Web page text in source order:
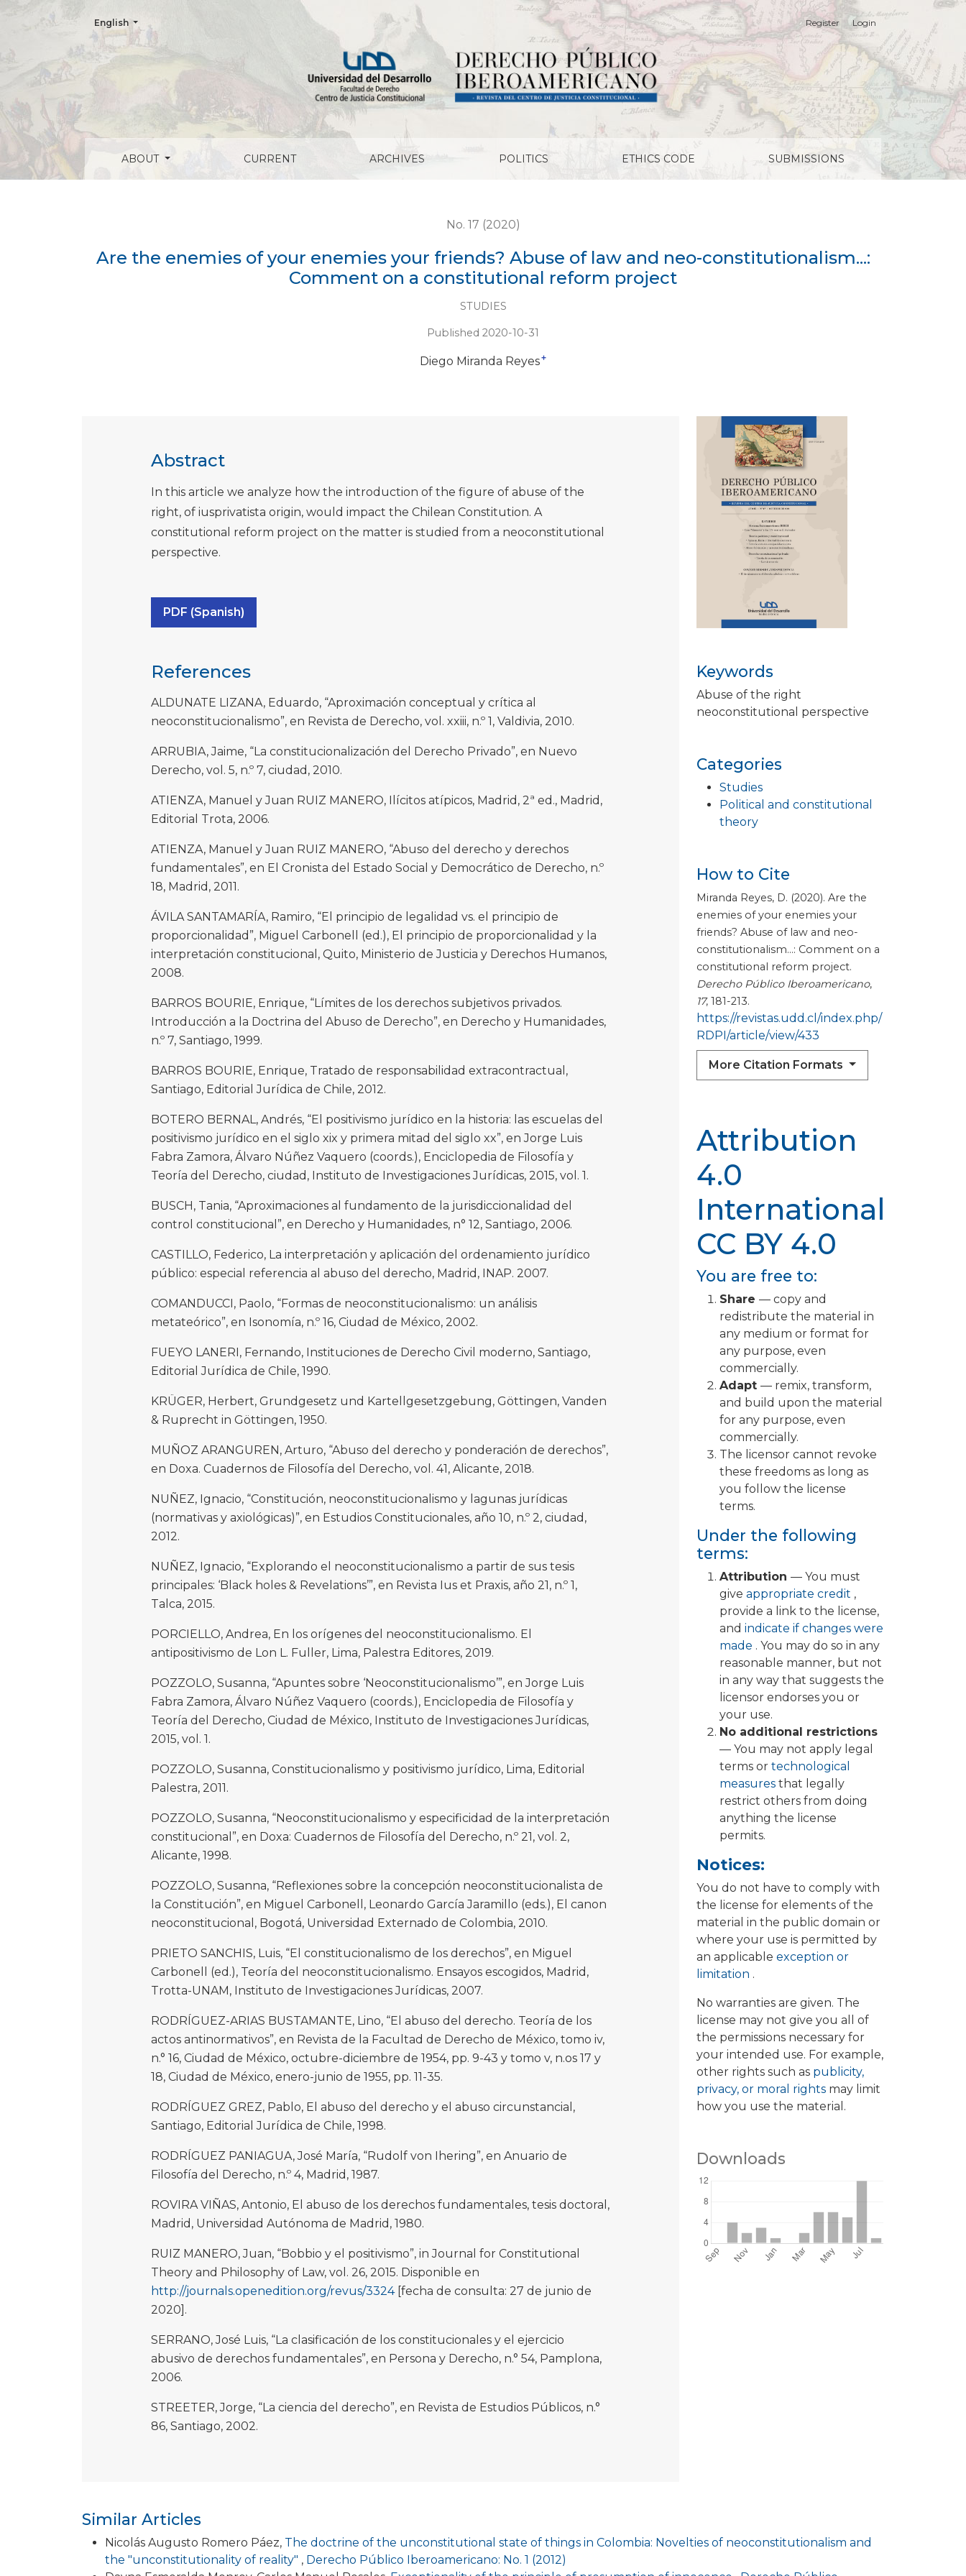
Are the enemies of your enemies your friends? Abuse of law and neo-constitutionalism...: Comment on a constitutional reform project
ABOUT CURRENT ARCHIVES POLITICS ETHICS CODE SUBMISSIONS
Register Login
Change the language. The current language is:
English
No. 17 (2020)
Are the enemies of your enemies your friends? Abuse of law and neo-constitutionalism...:
Comment on a constitutional reform project
STUDIES
Published 2020-10-31
Diego Miranda Reyes+
Keywords
Abuse of the right
neoconstitutional perspective
Categories
Studies
Political and constitutional
theory
How to Cite
Miranda Reyes, D. (2020). Are the
enemies of your enemies your
friends? Abuse of law and neo-
constitutionalism...: Comment on a
constitutional reform project.
Derecho Público Iberoamericano,
17, 181-213.
https://revistas.udd.cl/index.php/
RDPI/article/view/433
More Citation Formats
Attribution
4.0
International
CC BY 4.0
You are free to:
Share — copy and
redistribute the material in
any medium or format for
any purpose, even
commercially.
Adapt — remix, transform,
and build upon the material
for any purpose, even
commercially.
The licensor cannot revoke
these freedoms as long as
you follow the license
terms.
Under the following
terms:
Attribution — You must
give appropriate credit ,
provide a link to the license,
and indicate if changes were
made . You may do so in any
reasonable manner, but not
in any way that suggests the
licensor endorses you or
your use.
No additional restrictions
— You may not apply legal
terms or technological
measures that legally
restrict others from doing
anything the license
permits.
Notices:
You do not have to comply with
the license for elements of the
material in the public domain or
where your use is permitted by
an applicable exception or
limitation .
No warranties are given. The
license may not give you all of
the permissions necessary for
your intended use. For example,
other rights such as publicity,
privacy, or moral rights may limit
how you use the material.
Downloads
Abstract
In this article we analyze how the introduction of the figure of abuse of the
right, of iusprivatista origin, would impact the Chilean Constitution. A
constitutional reform project on the matter is studied from a neoconstitutional
perspective.
PDF (Spanish)
References
ALDUNATE LIZANA, Eduardo, “Aproximación conceptual y crítica al
neoconstitucionalismo”, en Revista de Derecho, vol. xxiii, n.º 1, Valdivia, 2010.
ARRUBIA, Jaime, “La constitucionalización del Derecho Privado”, en Nuevo
Derecho, vol. 5, n.º 7, ciudad, 2010.
ATIENZA, Manuel y Juan RUIZ MANERO, Ilícitos atípicos, Madrid, 2ª ed., Madrid,
Editorial Trota, 2006.
ATIENZA, Manuel y Juan RUIZ MANERO, “Abuso del derecho y derechos
fundamentales”, en El Cronista del Estado Social y Democrático de Derecho, n.º
18, Madrid, 2011.
ÁVILA SANTAMARÍA, Ramiro, “El principio de legalidad vs. el principio de
proporcionalidad”, Miguel Carbonell (ed.), El principio de proporcionalidad y la
interpretación constitucional, Quito, Ministerio de Justicia y Derechos Humanos,
2008.
BARROS BOURIE, Enrique, “Límites de los derechos subjetivos privados.
Introducción a la Doctrina del Abuso de Derecho”, en Derecho y Humanidades,
n.º 7, Santiago, 1999.
BARROS BOURIE, Enrique, Tratado de responsabilidad extracontractual,
Santiago, Editorial Jurídica de Chile, 2012.
BOTERO BERNAL, Andrés, “El positivismo jurídico en la historia: las escuelas del
positivismo jurídico en el siglo xix y primera mitad del siglo xx”, en Jorge Luis
Fabra Zamora, Álvaro Núñez Vaquero (coords.), Enciclopedia de Filosofía y
Teoría del Derecho, ciudad, Instituto de Investigaciones Jurídicas, 2015, vol. 1.
BUSCH, Tania, “Aproximaciones al fundamento de la jurisdiccionalidad del
control constitucional”, en Derecho y Humanidades, n° 12, Santiago, 2006.
CASTILLO, Federico, La interpretación y aplicación del ordenamiento jurídico
público: especial referencia al abuso del derecho, Madrid, INAP. 2007.
COMANDUCCI, Paolo, “Formas de neoconstitucionalismo: un análisis
metateórico”, en Isonomía, n.º 16, Ciudad de México, 2002.
FUEYO LANERI, Fernando, Instituciones de Derecho Civil moderno, Santiago,
Editorial Jurídica de Chile, 1990.
KRÜGER, Herbert, Grundgesetz und Kartellgesetzgebung, Göttingen, Vanden
& Ruprecht in Göttingen, 1950.
MUÑOZ ARANGUREN, Arturo, “Abuso del derecho y ponderación de derechos”,
en Doxa. Cuadernos de Filosofía del Derecho, vol. 41, Alicante, 2018.
NUÑEZ, Ignacio, “Constitución, neoconstitucionalismo y lagunas jurídicas
(normativas y axiológicas)”, en Estudios Constitucionales, año 10, n.º 2, ciudad,
2012.
NUÑEZ, Ignacio, “Explorando el neoconstitucionalismo a partir de sus tesis
principales: ‘Black holes & Revelations’”, en Revista Ius et Praxis, año 21, n.º 1,
Talca, 2015.
PORCIELLO, Andrea, En los orígenes del neoconstitucionalismo. El
antipositivismo de Lon L. Fuller, Lima, Palestra Editores, 2019.
POZZOLO, Susanna, “Apuntes sobre ‘Neoconstitucionalismo’”, en Jorge Luis
Fabra Zamora, Álvaro Núñez Vaquero (coords.), Enciclopedia de Filosofía y
Teoría del Derecho, Ciudad de México, Instituto de Investigaciones Jurídicas,
2015, vol. 1.
POZZOLO, Susanna, Constitucionalismo y positivismo jurídico, Lima, Editorial
Palestra, 2011.
POZZOLO, Susanna, “Neoconstitucionalismo y especificidad de la interpretación
constitucional”, en Doxa: Cuadernos de Filosofía del Derecho, n.º 21, vol. 2,
Alicante, 1998.
POZZOLO, Susanna, “Reflexiones sobre la concepción neoconstitucionalista de
la Constitución”, en Miguel Carbonell, Leonardo García Jaramillo (eds.), El canon
neoconstitucional, Bogotá, Universidad Externado de Colombia, 2010.
PRIETO SANCHIS, Luis, “El constitucionalismo de los derechos”, en Miguel
Carbonell (ed.), Teoría del neoconstitucionalismo. Ensayos escogidos, Madrid,
Trotta-UNAM, Instituto de Investigaciones Jurídicas, 2007.
RODRÍGUEZ-ARIAS BUSTAMANTE, Lino, “El abuso del derecho. Teoría de los
actos antinormativos”, en Revista de la Facultad de Derecho de México, tomo iv,
n.° 16, Ciudad de México, octubre-diciembre de 1954, pp. 9-43 y tomo v, n.os 17 y
18, Ciudad de México, enero-junio de 1955, pp. 11-35.
RODRÍGUEZ GREZ, Pablo, El abuso del derecho y el abuso circunstancial,
Santiago, Editorial Jurídica de Chile, 1998.
RODRÍGUEZ PANIAGUA, José María, “Rudolf von Ihering”, en Anuario de
Filosofía del Derecho, n.º 4, Madrid, 1987.
ROVIRA VIÑAS, Antonio, El abuso de los derechos fundamentales, tesis doctoral,
Madrid, Universidad Autónoma de Madrid, 1980.
RUIZ MANERO, Juan, “Bobbio y el positivismo”, in Journal for Constitutional
Theory and Philosophy of Law, vol. 26, 2015. Disponible en
http://journals.openedition.org/revus/3324[fecha de consulta: 27 de junio de
2020].
SERRANO, José Luis, “La clasificación de los constitucionales y el ejercicio
abusivo de derechos fundamentales”, en Persona y Derecho, n.° 54, Pamplona,
2006.
STREETER, Jorge, “La ciencia del derecho”, en Revista de Estudios Públicos, n.°
86, Santiago, 2002.
Similar Articles
Nicolás Augusto Romero Páez, The doctrine of the unconstitutional state of things in Colombia: Novelties of neoconstitutionalism and
the "unconstitutionality of reality" , Derecho Público Iberoamericano: No. 1 (2012)